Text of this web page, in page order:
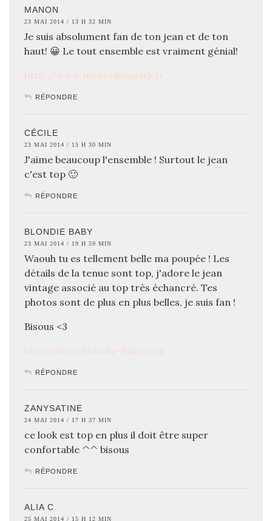
MANON
23 MAI 2014 / 13 H 32 MIN
Je suis absolument fan de ton jean et de ton
haut! 😀 Le tout ensemble est vraiment génial!
http://www.manonhogsark.fr
RÉPONDRE
CÉCILE
23 MAI 2014 / 15 H 30 MIN
J'aime beaucoup l'ensemble ! Surtout le jean
c'est top 🙂
RÉPONDRE
BLONDIE BABY
23 MAI 2014 / 19 H 59 MIN
Waouh tu es tellement belle ma poupée ! Les
détails de la tenue sont top, j'adore le jean
vintage associé au top très échancré. Tes
photos sont de plus en plus belles, je suis fan !
Bisous <3
http://www.blondie-baby.com
RÉPONDRE
ZANYSATINE
24 MAI 2014 / 17 H 37 MIN
ce look est top en plus il doit être super
confortable ^^ bisous
RÉPONDRE
ALIA C
25 MAI 2014 / 15 H 12 MIN